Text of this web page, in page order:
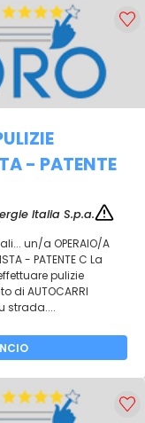
- PATENTE
Italia S.p.a.
un/a OPERAIO/A
- PATENTE C La
pulizie
di AUTOCARRI
strada....